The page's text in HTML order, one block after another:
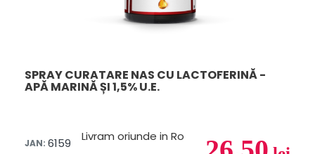
SPRAY CURATARE NAS CU LACTOFERINĂ -
APĂ MARINĂ ȘI 1,5% U.E.
JAN: 6159 Livram oriunde in Ro